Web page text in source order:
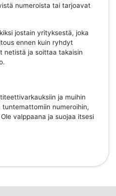
numeroista tai tarjoavat
jostain yrityksestä, joka
ennen kuin ryhdyt
netistä ja soittaa takaisin
ja muihin
numeroihin,
valppaana ja suojaa itsesi